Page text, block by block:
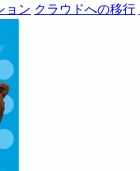
ョン クラウドへの移行